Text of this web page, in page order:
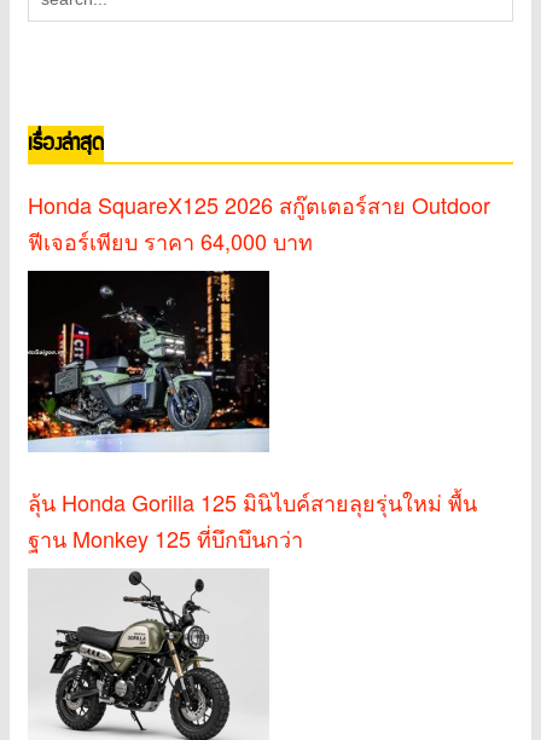
เรื่องล่าสุด
Honda SquareX125 2026 สกู๊ตเตอร์สาย Outdoor
ฟีเจอร์เพียบ ราคา 64,000 บาท
ลุ้น Honda Gorilla 125 มินิไบค์สายลุยรุ่นใหม่ พื้น
ฐาน Monkey 125 ที่บึกบึนกว่า